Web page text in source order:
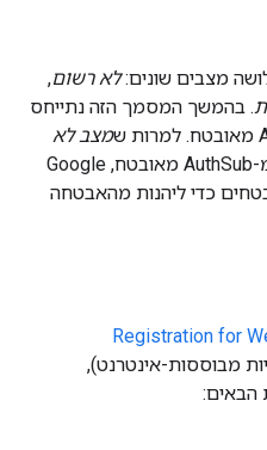
לא רשום,
. בהמשך המסמך הזה נתייחס
מצב לא
פשוט יותר להגדרה מ-AuthSub מאובטח, Google
כדי ליהנות מהאבטחה
Registration for
מבוססות-אינטרנט),
הבאים: